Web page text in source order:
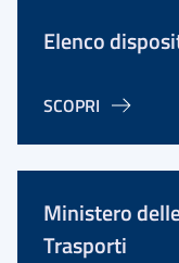
Elenco
SCOPRI
Ministero
Trasporti